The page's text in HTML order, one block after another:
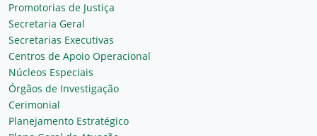
Promotorias de Justiça
Secretaria Geral
Secretarias Executivas
Centros de Apoio Operacional
Núcleos Especiais
Órgãos de Investigação
Cerimonial
Planejamento Estratégico